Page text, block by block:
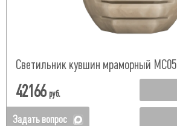
Светильник кувшин мраморный МС05
42166 руб.
Задать вопрос